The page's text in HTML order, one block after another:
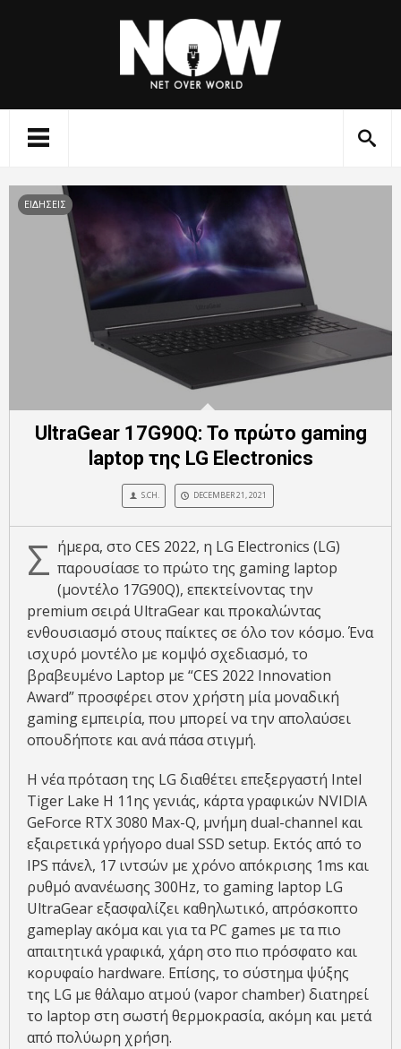
ΕΙΔΗΣΕΙΣ
UltraGear 17G90Q: Το πρώτο gaming
laptop της LG Electronics
S.CH. DECEMBER 21, 2021
Σ ήμερα, στο CES 2022, η LG Electronics (LG)
παρουσίασε το πρώτο της gaming laptop
(μοντέλο 17G90Q), επεκτείνοντας την
premium σειρά UltraGear και προκαλώντας
ενθουσιασμό στους παίκτες σε όλο τον κόσμο. Ένα
ισχυρό μοντέλο με κομψό σχεδιασμό, το
βραβευμένο Laptop με “CES 2022 Innovation
Award” προσφέρει στον χρήστη μία μοναδική
gaming εμπειρία, που μπορεί να την απολαύσει
οπουδήποτε και ανά πάσα στιγμή.
Η νέα πρόταση της LG διαθέτει επεξεργαστή Intel
Tiger Lake H 11ης γενιάς, κάρτα γραφικών NVIDIA
GeForce RTX 3080 Max-Q, μνήμη dual-channel και
εξαιρετικά γρήγορο dual SSD setup. Εκτός από το
IPS πάνελ, 17 ιντσών με χρόνο απόκρισης 1ms και
ρυθμό ανανέωσης 300Hz, το gaming laptop LG
UltraGear εξασφαλίζει καθηλωτικό, απρόσκοπτο
gameplay ακόμα και για τα PC games με τα πιο
απαιτητικά γραφικά, χάρη στο πιο πρόσφατο και
κορυφαίο hardware. Επίσης, το σύστημα ψύξης
της LG με θάλαμο ατμού (vapor chamber) διατηρεί
το laptop στη σωστή θερμοκρασία, ακόμη και μετά
από πολύωρη χρήση.